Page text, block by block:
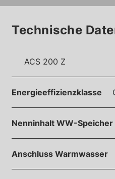
Technische
ACS 200 Z
Energieeffizienzklasse
Nenninhalt WW-Speicher
Anschluss Warmwasser